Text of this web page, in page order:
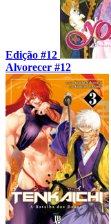
Edição #12
Alvorecer #12